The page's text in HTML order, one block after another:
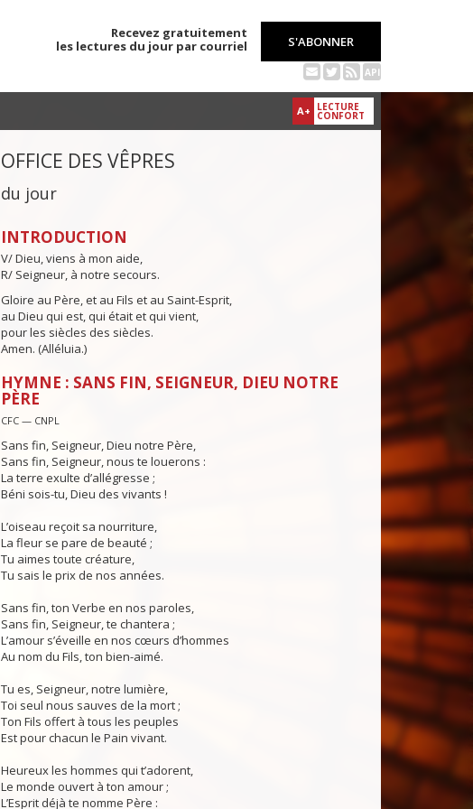
Recevez gratuitement
les lectures du jour par courriel
S'ABONNER
API
A+ LECTURE
CONFORT
OFFICE DES VÊPRES
du jour
INTRODUCTION
V/ Dieu, viens à mon aide,
R/ Seigneur, à notre secours.
Gloire au Père, et au Fils et au Saint-Esprit,
au Dieu qui est, qui était et qui vient,
pour les siècles des siècles.
Amen. (Alléluia.)
HYMNE : SANS FIN, SEIGNEUR, DIEU NOTRE
PÈRE
CFC — CNPL
Sans fin, Seigneur, Dieu notre Père,
Sans fin, Seigneur, nous te louerons :
La terre exulte d’allégresse ;
Béni sois-tu, Dieu des vivants !
L’oiseau reçoit sa nourriture,
La fleur se pare de beauté ;
Tu aimes toute créature,
Tu sais le prix de nos années.
Sans fin, ton Verbe en nos paroles,
Sans fin, Seigneur, te chantera ;
L’amour s’éveille en nos cœurs d’hommes
Au nom du Fils, ton bien-aimé.
Tu es, Seigneur, notre lumière,
Toi seul nous sauves de la mort ;
Ton Fils offert à tous les peuples
Est pour chacun le Pain vivant.
Heureux les hommes qui t’adorent,
Le monde ouvert à ton amour ;
L’Esprit déjà te nomme Père :